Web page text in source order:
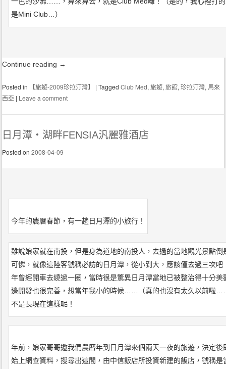
是Mini Club…）
Continue reading →
Posted in 【旅遊-2009珍拉汀灣】 |TaggedClub Med,旅遊,旅館,珍拉汀灣, 馬來
西亞 | Leave a comment
日月潭‧湖畔FENSIA汎麗雅酒店
Posted on2008-04-09
今年的農曆春節，有一趟日月潭的小旅行！
雖說娘家就在南投，但是身為道地的南投人，去過的當地觀光景點倒
可憐，就像這陸客號稱必訪的日月潭，從小到大，應該僅去過三次吧
年曾經開車去繞過一圈，當時很是驚異日月潭當地已被整治得十分美
邊開發也很完善，想當年我小的時候……（真的也沒有太久以前啦
不是長現在這樣呢！
年前，娘家哥哥邀我們農曆年到日月潭來個兩天一夜的旅遊，決定後
始上網查資料，搜尋出這間，由中信飯店所投資新建的飯店，號稱是